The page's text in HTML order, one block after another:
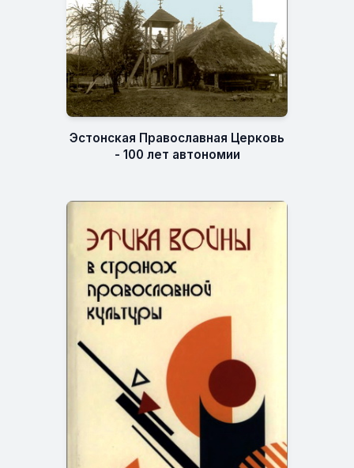
Эстонская Православная Церковь
- 100 лет автономии